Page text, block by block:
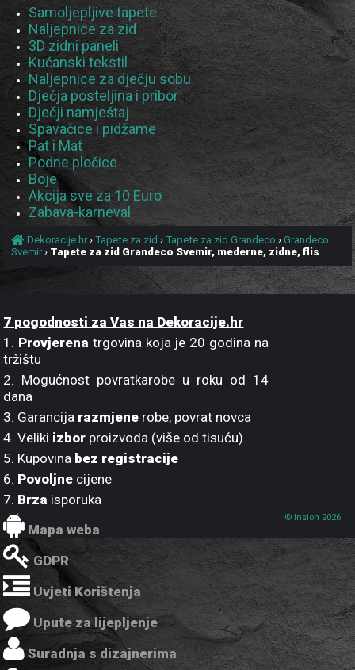
Samoljepljive tapete
Naljepnice za zid
3D zidni paneli
Kućanski tekstil
Naljepnice za dječju sobu
Dječja posteljina i pribor
Dječji namještaj
Spavačice i pidžame
Pat i Mat
Podne pločice
Boje
Akcija sve za 10 Euro
Zabava-karneval
Dekoracije.hr›Tapete za zid ›Tapete za zid Grandeco › Grandeco
Svemir› Tapete za zid Grandeco Svemir, mederne, zidne, flis
7 pogodnosti za Vas na Dekoracije.hr
1. Provjerena trgovina koja je 20 godina na
tržištu
2. Mogućnost povratkarobe u roku od 14
dana
3. Garancija razmjene robe, povrat novca
4. Veliki izbor proizvoda (više od tisuću)
5. Kupovina bez registracije
6. Povoljne cijene
7. Brza isporuka
Mapa weba
GDPR
Uvjeti Korištenja
Upute za lijepljenje
Suradnja s dizajnerima
© Insion 2026